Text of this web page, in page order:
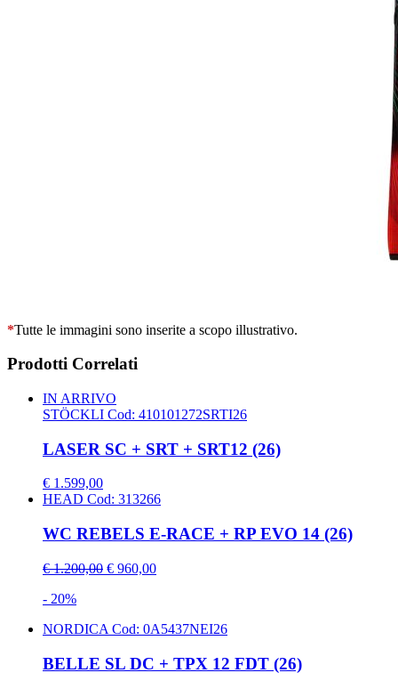
*Tutte le immagini sono inserite a scopo illustrativo.
Prodotti Correlati
IN ARRIVO
STÖCKLI Cod: 410101272SRTI26
LASER SC + SRT + SRT12 (26)
€ 1.599,00
HEAD Cod: 313266
WC REBELS E-RACE + RP EVO 14 (26)
€ 1.200,00 € 960,00
- 20%
NORDICA Cod: 0A5437NEI26
BELLE SL DC + TPX 12 FDT (26)